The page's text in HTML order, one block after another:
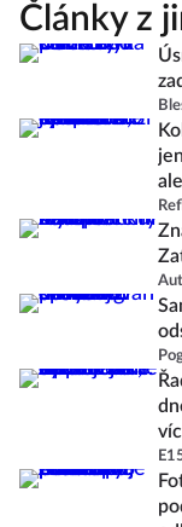
Články z